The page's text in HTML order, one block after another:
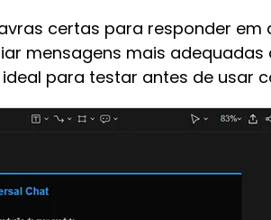
certas para responder em
mensagens mais
para testar antes de usar